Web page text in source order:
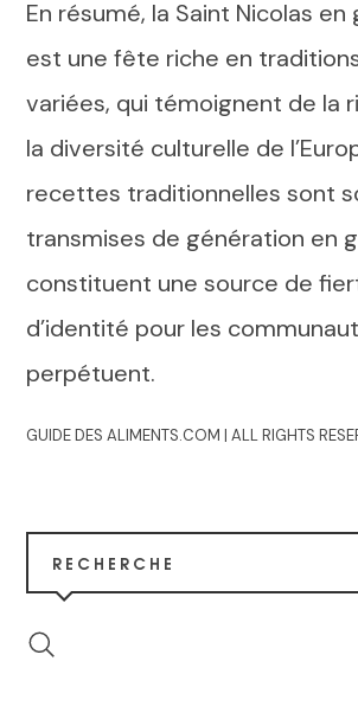
En résumé, la Saint Nicolas
est une fête riche en
variées, qui témoignent de la
la diversité culturelle de
recettes traditionnelles sont
transmises de génération en
constituent une source de
d’identité pour les
perpétuent.
GUIDE DES ALIMENTS.COM | ALL RIGHTS
RECHERCHE